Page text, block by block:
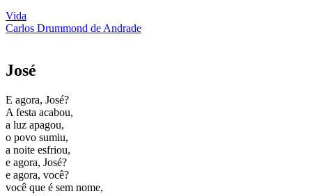
Vida
Carlos Drummond de Andrade
José
E agora, José?
A festa acabou,
a luz apagou,
o povo sumiu,
a noite esfriou,
e agora, José?
e agora, você?
você que é sem nome,